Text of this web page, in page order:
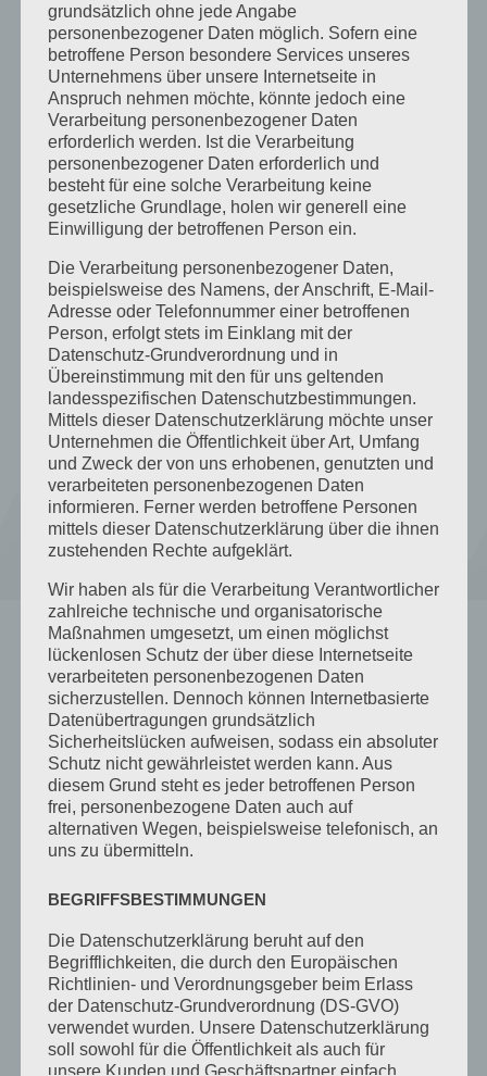
BERGBERICHT
WEBCAMS & WETTER
360° PANORAMAS
BLOG
KONTAKT
ANFAHRT/LAGE
AGB
BUCHUNG
ANFRAGE
WALDSEILGARTEN BAD
HINDELANG
vonbadhindelanger |Mai 2, 2024|Allgemein,Bad
Hindelang
grundsätzlich ohne jede Angabe
personenbezogener Daten möglich. Sofern eine
betroffene Person besondere Services unseres
Unternehmens über unsere Internetseite in
Anspruch nehmen möchte, könnte jedoch eine
Verarbeitung personenbezogener Daten
erforderlich werden. Ist die Verarbeitung
personenbezogener Daten erforderlich und
besteht für eine solche Verarbeitung keine
gesetzliche Grundlage, holen wir generell eine
Einwilligung der betroffenen Person ein.
Die Verarbeitung personenbezogener Daten,
beispielsweise des Namens, der Anschrift, E-Mail-
Adresse oder Telefonnummer einer betroffenen
Person, erfolgt stets im Einklang mit der
Datenschutz-Grundverordnung und in
Übereinstimmung mit den für uns geltenden
landesspezifischen Datenschutzbestimmungen.
Mittels dieser Datenschutzerklärung möchte unser
Unternehmen die Öffentlichkeit über Art, Umfang
und Zweck der von uns erhobenen, genutzten und
verarbeiteten personenbezogenen Daten
informieren. Ferner werden betroffene Personen
mittels dieser Datenschutzerklärung über die ihnen
zustehenden Rechte aufgeklärt.
Wir haben als für die Verarbeitung Verantwortlicher
zahlreiche technische und organisatorische
Maßnahmen umgesetzt, um einen möglichst
lückenlosen Schutz der über diese Internetseite
verarbeiteten personenbezogenen Daten
sicherzustellen. Dennoch können Internetbasierte
Datenübertragungen grundsätzlich
Sicherheitslücken aufweisen, sodass ein absoluter
Schutz nicht gewährleistet werden kann. Aus
diesem Grund steht es jeder betroffenen Person
frei, personenbezogene Daten auch auf
alternativen Wegen, beispielsweise telefonisch, an
uns zu übermitteln.
BEGRIFFSBESTIMMUNGEN
Die Datenschutzerklärung beruht auf den
Begrifflichkeiten, die durch den Europäischen
Richtlinien- und Verordnungsgeber beim Erlass
der Datenschutz-Grundverordnung (DS-GVO)
verwendet wurden. Unsere Datenschutzerklärung
soll sowohl für die Öffentlichkeit als auch für
unsere Kunden und Geschäftspartner einfach